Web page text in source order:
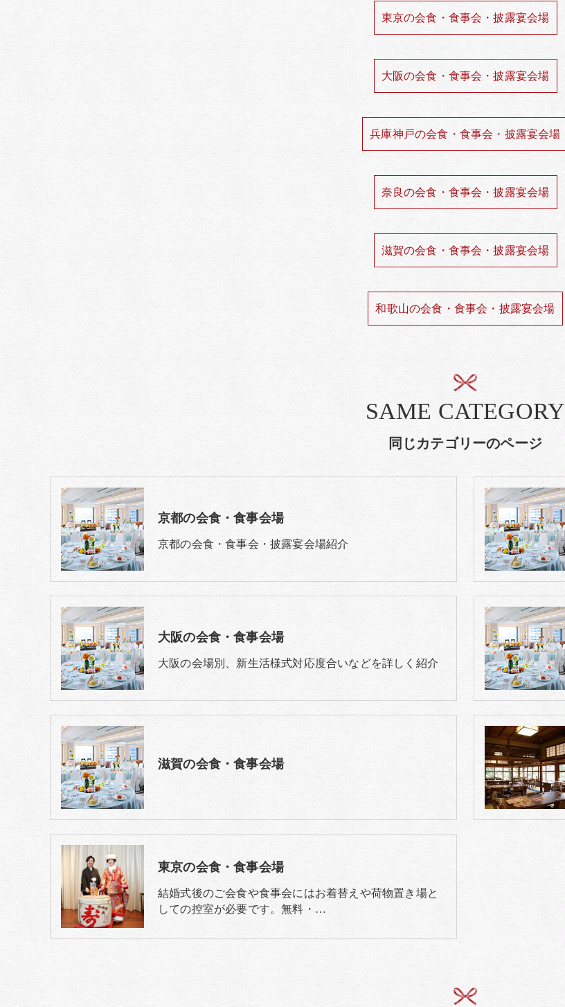
東京の会食・食事会・披露宴会場
大阪の会食・食事会・披露宴会場
兵庫神戸の会食・食事会・披露宴会場
奈良の会食・食事会・披露宴会場
滋賀の会食・食事会・披露宴会場
和歌山の会食・食事会・披露宴会場
同じカテゴリーのページ
SAME CATEGORY
京都の会食・食事会場
京都の会食・食事会・披露宴会場紹介
大阪の会食・食事会場
大阪の会場別、新生活様式対応度合いなどを詳しく紹介
滋賀の会食・食事会場
東京の会食・食事会場
結婚式後のご会食や食事会にはお着替えや荷物置き場と
しての控室が必要です。無料・…